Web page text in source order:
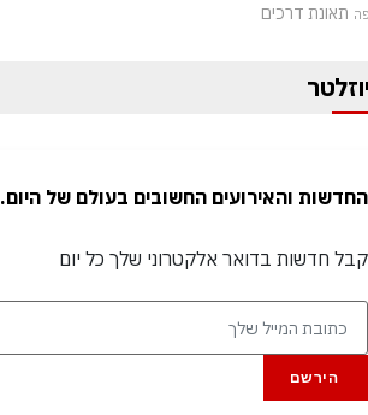
תאונת דרכים
החדשות והאירועים החשובים בעולם של היום.
קבל חדשות בדואר אלקטרוני שלך כל יום
הירשם